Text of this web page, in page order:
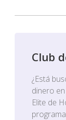
Club
¿Está
dinero
Elite de